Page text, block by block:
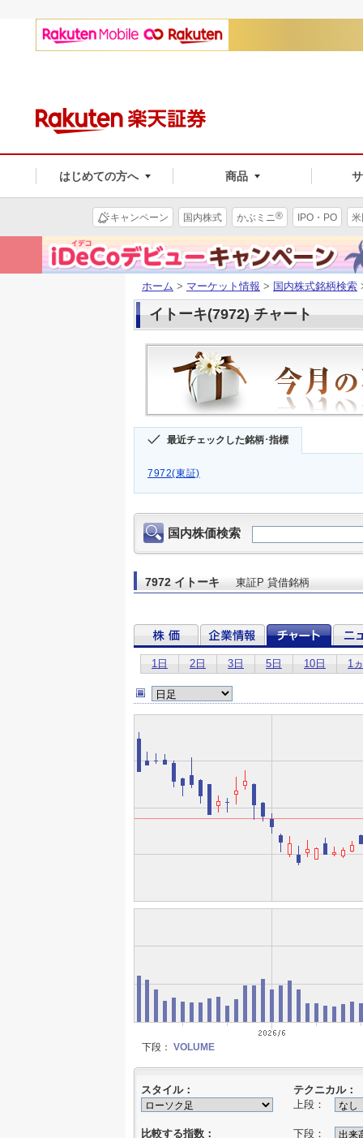
はじめての方へ 商品
キャンペーン 国内株式 かぶミニ® IPO・PO
ホーム > マーケット情報 > 国内株式銘柄検索
イトーキ(7972) チャート
最近チェックした銘柄･指標
7972(東証)